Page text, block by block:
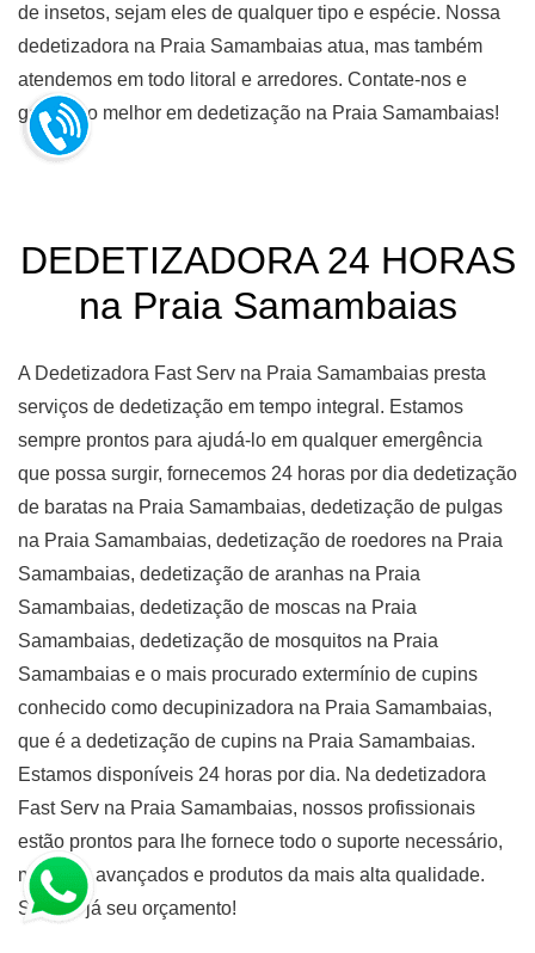
de insetos, sejam eles de qualquer tipo e espécie. Nossa
dedetizadora na Praia Samambaias atua, mas também
atendemos em todo litoral e arredores. Contate-nos e
garante o melhor em dedetização na Praia Samambaias!
DEDETIZADORA 24 HORAS
na Praia Samambaias
A Dedetizadora Fast Serv na Praia Samambaias presta
serviços de dedetização em tempo integral. Estamos
sempre prontos para ajudá-lo em qualquer emergência
que possa surgir, fornecemos 24 horas por dia dedetização
de baratas na Praia Samambaias, dedetização de pulgas
na Praia Samambaias, dedetização de roedores na Praia
Samambaias, dedetização de aranhas na Praia
Samambaias, dedetização de moscas na Praia
Samambaias, dedetização de mosquitos na Praia
Samambaias e o mais procurado extermínio de cupins
conhecido como decupinizadora na Praia Samambaias,
que é a dedetização de cupins na Praia Samambaias.
Estamos disponíveis 24 horas por dia. Na dedetizadora
Fast Serv na Praia Samambaias, nossos profissionais
estão prontos para lhe fornece todo o suporte necessário,
métodos avançados e produtos da mais alta qualidade.
Solicite já seu orçamento!